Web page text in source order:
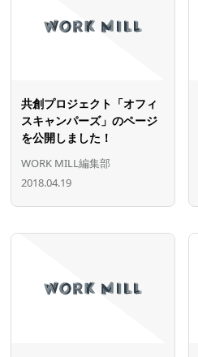
共創プロジェクト「オフィ
スキャンパーズ」のページ
を公開しました！
WORK MILL編集部
2018.04.19